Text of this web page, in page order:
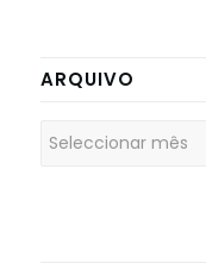
ARQUIVO